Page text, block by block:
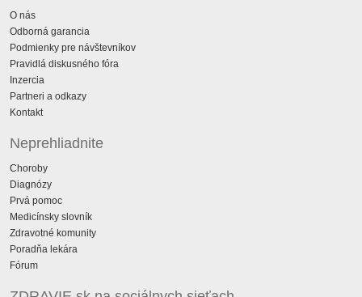
O nás
Odborná garancia
Podmienky pre návštevníkov
Pravidlá diskusného fóra
Inzercia
Partneri a odkazy
Kontakt
Neprehliadnite
Choroby
Diagnózy
Prvá pomoc
Medicínsky slovník
Zdravotné komunity
Poradňa lekára
Fórum